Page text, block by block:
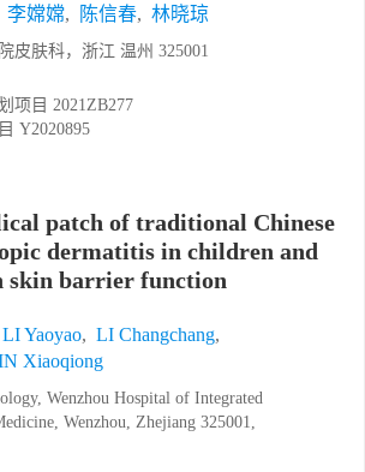
李嫦嫦, 陈信春, 林晓琼
皮肤科，浙江 温州 325001
项目 2021ZB277
Y2020895
patch of traditional Chinese
dermatitis in children and
skin barrier function
LI Yaoyao, LI Changchang,
Xiaoqiong
Wenzhou Hospital of Integrated
Wenzhou, Zhejiang 325001,